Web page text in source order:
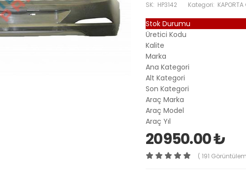
SK: HP3142 Kategori: KAPORTA
Stok Durumu
Üretici Kodu
Kalite
Marka
Ana Kategori
Alt Kategori
Son Kategori
Araç Marka
Araç Model
Araç Yıl
20950.00 ₺
( 191